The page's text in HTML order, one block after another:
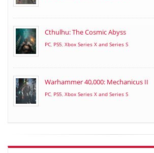
Cthulhu: The Cosmic Abyss
PC, PS5, Xbox Series X and Series S
Warhammer 40,000: Mechanicus II
PC, PS5, Xbox Series X and Series S